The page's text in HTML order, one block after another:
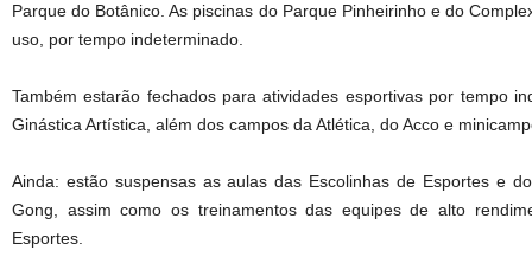
Parque do Botânico. As piscinas do Parque Pinheirinho e do
uso, por tempo indeterminado.
Também estarão fechados para atividades esportivas por tempo
Ginástica Artística, além dos campos da Atlética, do Acco e
Ainda: estão suspensas as aulas das Escolinhas de Esportes e
Gong, assim como os treinamentos das equipes de alto
Esportes.